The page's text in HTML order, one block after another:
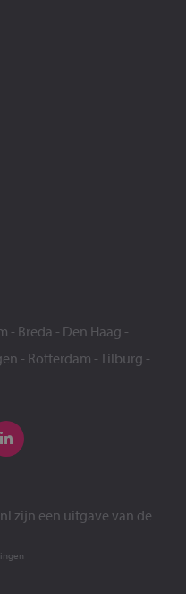
- Breda - Den Haag -
- Rotterdam -Tilburg -
zijn een uitgave van de